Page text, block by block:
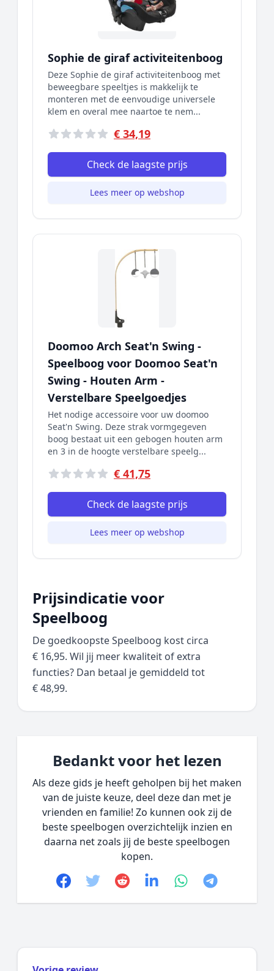
Sophie de giraf activiteitenboog
Deze Sophie de giraf activiteitenboog met
beweegbare speeltjes is makkelijk te
monteren met de eenvoudige universele
klem en overal mee naartoe te nem...
€ 34,19
Check de laagste prijs
Lees meer op webshop
Doomoo Arch Seat'n Swing -
Speelboog voor Doomoo Seat'n
Swing - Houten Arm -
Verstelbare Speelgoedjes
Het nodige accessoire voor uw doomoo
Seat'n Swing. Deze strak vormgegeven
boog bestaat uit een gebogen houten arm
en 3 in de hoogte verstelbare speelg...
€ 41,75
Check de laagste prijs
Lees meer op webshop
Prijsindicatie voor
Speelboog
De goedkoopste Speelboog kost circa
€ 16,95. Wil jij meer kwaliteit of extra
functies? Dan betaal je gemiddeld tot
€ 48,99.
Bedankt voor het lezen
Als deze gids je heeft geholpen bij het maken
van de juiste keuze, deel deze dan met je
vrienden en familie! Zo kunnen ook zij de
beste speelbogen overzichtelijk inzien en
daarna net zoals jij de beste speelbogen
kopen.
Facebook
TwitterRedditlinkedinwhatsapp
telegram